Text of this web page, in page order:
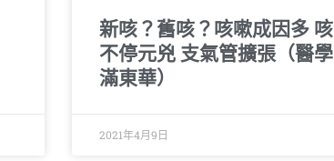
新咳？舊咳？咳嗽成因多 咳
不停元兇 支氣管擴張（醫學
滿東華）
2021年4月9日